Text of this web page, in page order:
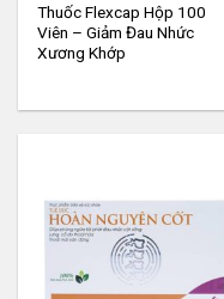
Thuốc Flexcap Hộp 100
Viên – Giảm Đau Nhức
Xương Khớp